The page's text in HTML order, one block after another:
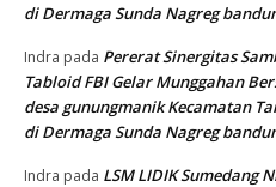
di Dermaga Sunda Nagreg
Indra pada Pererat Sinergitas
Tabloid FBI Gelar Munggahan
desa gunungmanik Kecamatan
di Dermaga Sunda Nagreg
Indra pada LSM LIDIK Sumedang